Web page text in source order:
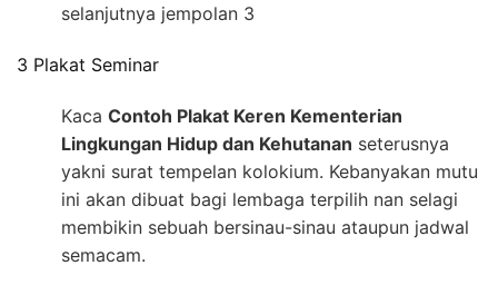
selanjutnya jempolan 3
3 Plakat Seminar
Kaca Contoh Plakat Keren Kementerian
Lingkungan Hidup dan Kehutanan seterusnya
yakni surat tempelan kolokium. Kebanyakan mutu
ini akan dibuat bagi lembaga terpilih nan selagi
membikin sebuah bersinau-sinau ataupun jadwal
semacam.